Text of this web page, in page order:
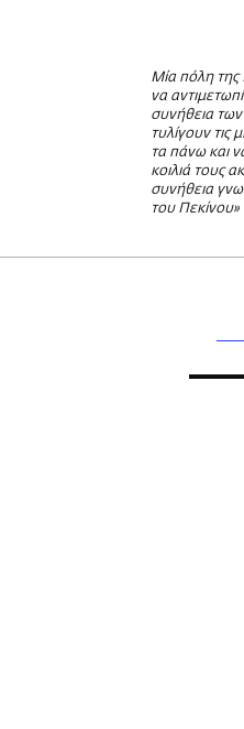
Μία πόλη της
να
συνήθεια
τυλίγουν τις
τα πάνω και
κοιλιά τους
συνήθεια
του Πεκίνου»